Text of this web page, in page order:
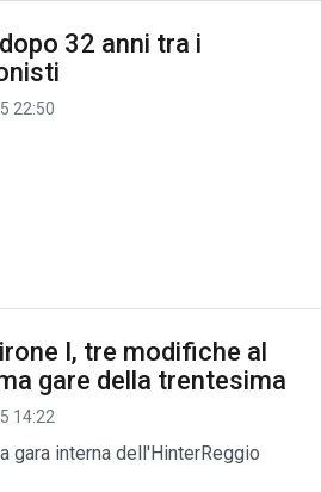
32 anni tra i
22:50
I, tre modifiche al
gare della trentesima
14:22
gara interna dell'HinterReggio